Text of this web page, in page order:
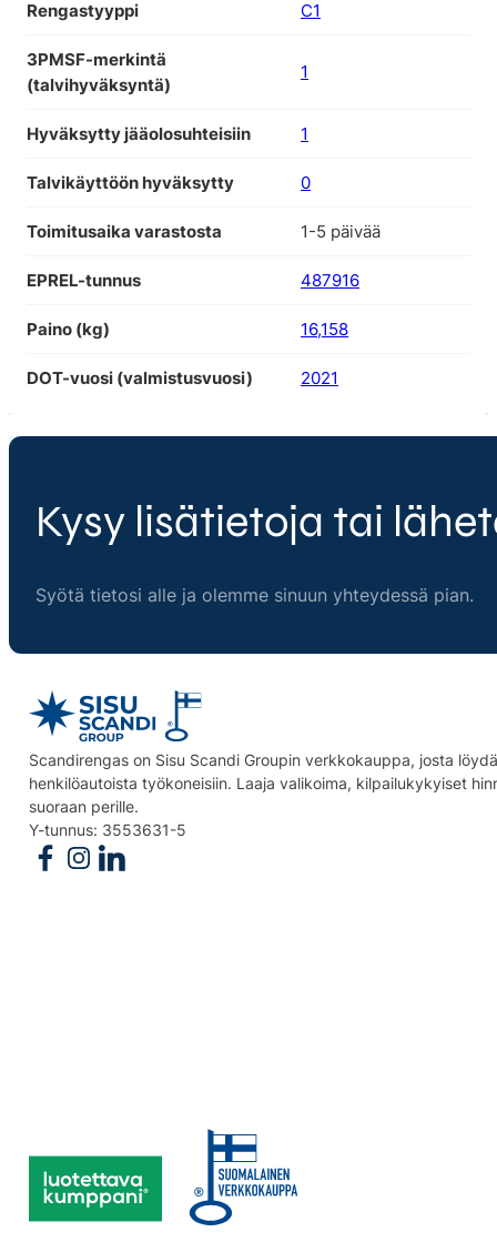
Rengastyyppi C1
3PMSF-merkintä
(talvihyväksyntä)
1
Hyväksytty jääolosuhteisiin 1
Talvikäyttöön hyväksytty 0
Toimitusaika varastosta 1-5 päivää
EPREL-tunnus 487916
Paino (kg) 16,158
DOT-vuosi (valmistusvuosi) 2021
Kysy lisätietoja tai
Syötä tietosi alle ja olemme sinuun yhteydessä pian.
Scandirengas on Sisu Scandi Groupin verkkokauppa, josta
henkilöautoista työkoneisiin. Laaja valikoima, kilpailukykyiset
suoraan perille.
Y-tunnus: 3553631-5
Follow us on Facebook
Follow us on Instagram
Follow us on Linkedin